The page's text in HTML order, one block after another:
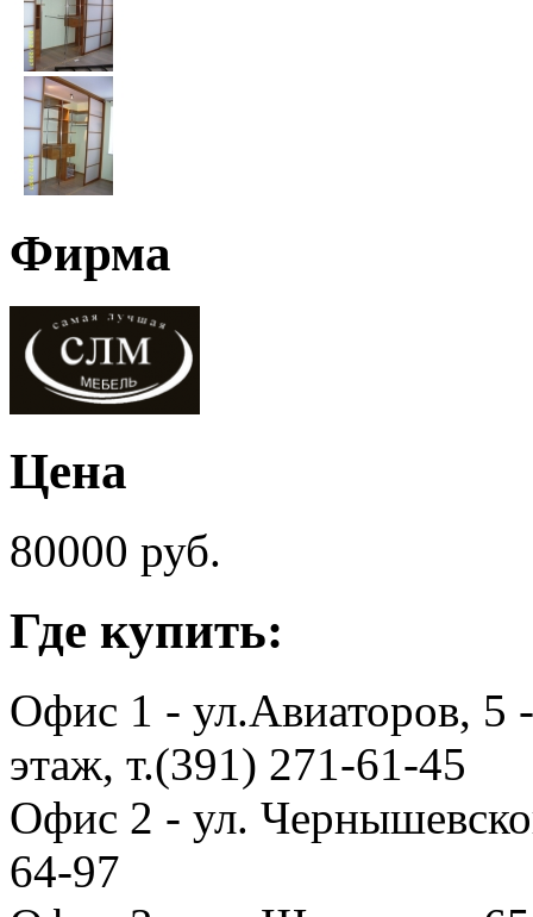
Фирма
Цена
80000 руб.
Где купить:
Офис 1 - ул.Авиаторов,
этаж, т.(391) 271-61-45
Офис 2 - ул.
64-97